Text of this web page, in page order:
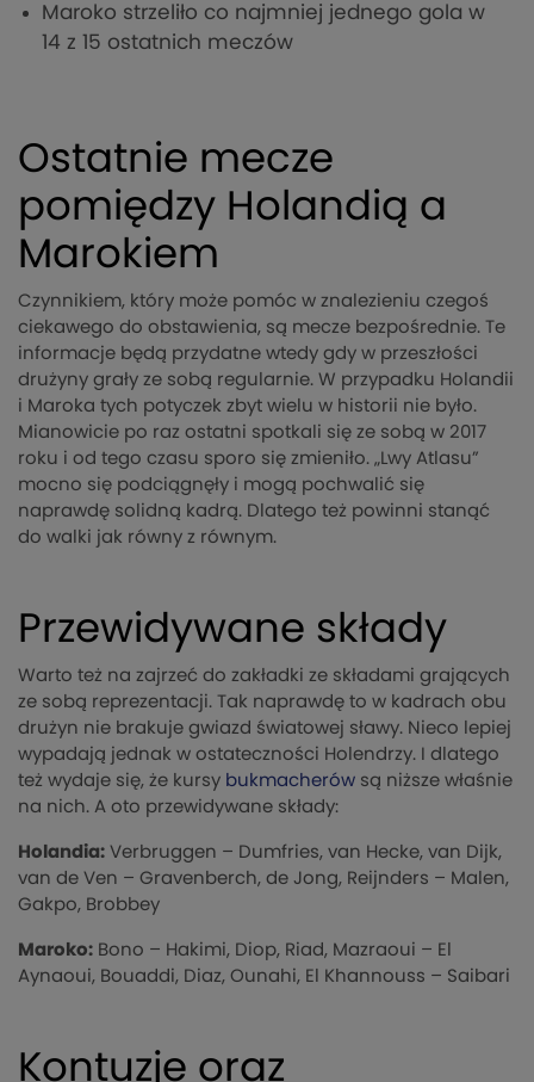
Maroko strzeliło co najmniej jednego gola w
14 z 15 ostatnich meczów
Ostatnie mecze
pomiędzy Holandią a
Marokiem
Czynnikiem, który może pomóc w znalezieniu czegoś
ciekawego do obstawienia, są mecze bezpośrednie. Te
informacje będą przydatne wtedy gdy w przeszłości
drużyny grały ze sobą regularnie. W przypadku Holandii
i Maroka tych potyczek zbyt wielu w historii nie było.
Mianowicie po raz ostatni spotkali się ze sobą w 2017
roku i od tego czasu sporo się zmieniło. „Lwy Atlasu”
mocno się podciągnęły i mogą pochwalić się
naprawdę solidną kadrą. Dlatego też powinni stanąć
do walki jak równy z równym.
Przewidywane składy
Warto też na zajrzeć do zakładki ze składami grających
ze sobą reprezentacji. Tak naprawdę to w kadrach obu
drużyn nie brakuje gwiazd światowej sławy. Nieco lepiej
wypadają jednak w ostateczności Holendrzy. I dlatego
też wydaje się, że kursy bukmacherów są niższe właśnie
na nich. A oto przewidywane składy:
Holandia: Verbruggen – Dumfries, van Hecke, van Dijk,
van de Ven – Gravenberch, de Jong, Reijnders – Malen,
Gakpo, Brobbey
Maroko: Bono – Hakimi, Diop, Riad, Mazraoui – El
Aynaoui, Bouaddi, Diaz, Ounahi, El Khannouss – Saibari
Kontuzje oraz